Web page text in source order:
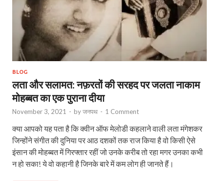
BLOG
लता और सलामत: नफ़रतों की सरहद पर जलता नाकाम
मोहब्बत का एक पुराना दीया
November 3, 2021 - byजनपथ - 1 Comment
क्या आपको यह पता है कि क्वीन ऑफ मेलोडी कहलाने वाली लता मंगेशकर
जिन्होंने संगीत की दुनिया पर आठ दशकों तक राज किया है वो किसी ऐसे
इंसान की मोहब्बत में गिरफ्तार रहीं जो उनके करीब तो रहा मगर उनका कभी
न हो सका! ये वो कहानी है जिनके बारे में कम लोग ही जानते हैं।